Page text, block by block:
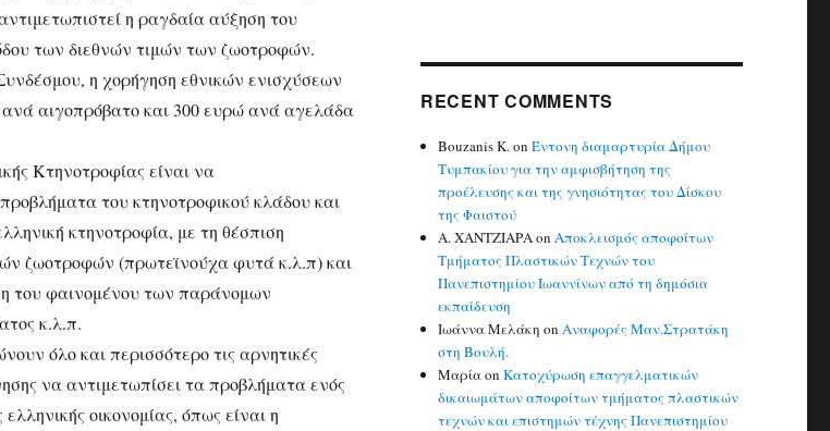
η ραγδαία αύξηση του
των διεθνών τιμών των ζωοτροφών.
η χορήγηση εθνικών ενισχύσεων
αιγοπρόβατο και 300 ευρώ ανά αγελάδα
Κτηνοτροφίας είναι να
του κτηνοτροφικού κλάδου και
κτηνοτροφία, με τη θέσπιση
ζωοτροφών (πρωτεϊνούχα φυτά κ.λ.π) και
του φαινομένου των παράνομων
κ.λ.π.
όλο και περισσότερο τις αρνητικές
να αντιμετωπίσει τα προβλήματα ενός
οικονομίας, όπως είναι η
RECENT COMMENTS
Bouzanis K.onΈντονη διαμαρτυρία Δήμου
Τυμπακίου για την αμφισβήτηση της
προέλευσης και της γνησιότητας του Δίσκου
της Φαιστού
Α. ΧΑΝΤΖΙΑΡΑonΑποκλεισμός αποφοίτων
Τμήματος Πλαστικών Τεχνών του
Πανεπιστημίου Ιωαννίνων από τη δημόσια
εκπαίδευση
Ιωάννα Μελάκη onΑναφορές Μαν.Στρατάκη
στη Βουλή.
ΜαρίαonΚατοχύρωση επαγγελματικών
δικαιωμάτων αποφοίτων τμήματος πλαστικών
τεχνών και επιστημών τέχνης Πανεπιστημίου